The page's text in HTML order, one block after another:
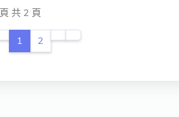
共 2 頁
1 2